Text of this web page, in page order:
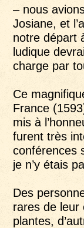
– nous
Josiane, et
notre départ
ludique
charge par
Ce
France
mis à
furent très
conférences
je n’y étais
Des
rares de leur
plantes,